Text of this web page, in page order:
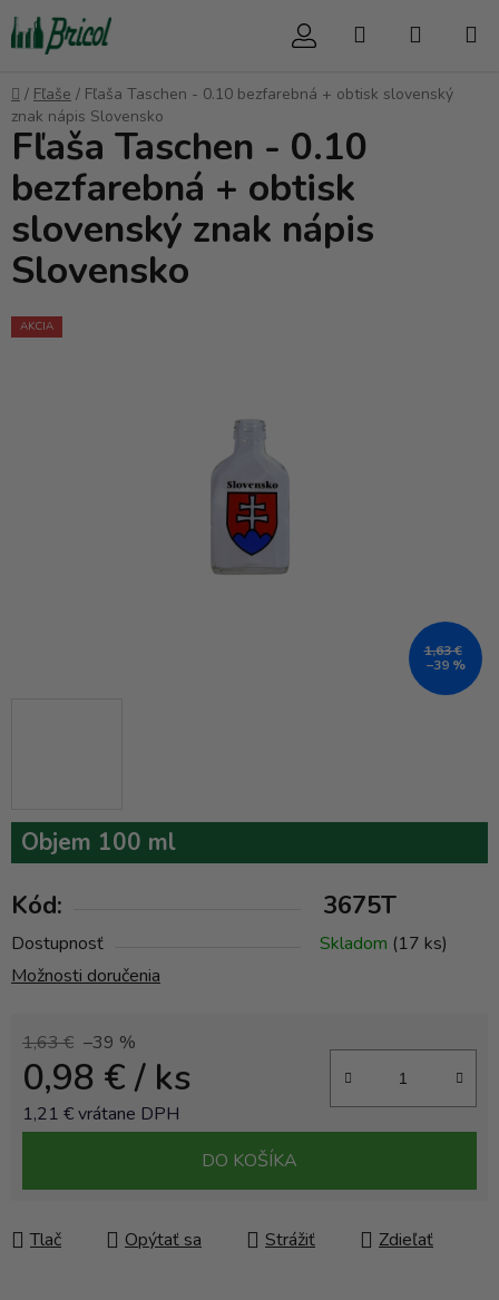
Prejsť
na
obsah
Hľadať
Domov
/ Fľaše / Fľaša Taschen - 0.10 bezfarebná + obtisk slovenský
znak nápis Slovensko
Objem 100 ml
Kód: 3675T
Dostupnosť Skladom (17 ks)
Možnosti doručenia
1,63 € –39 %
0,98 €/ ks
1,21 € vrátane DPH
DO KOŠÍKA
Tlač Opýtať sa Strážiť Zdieľať
Fľaša Taschen - 0.10
bezfarebná + obtisk
slovenský znak nápis
Slovensko
AKCIA
1,63 €
–39 %